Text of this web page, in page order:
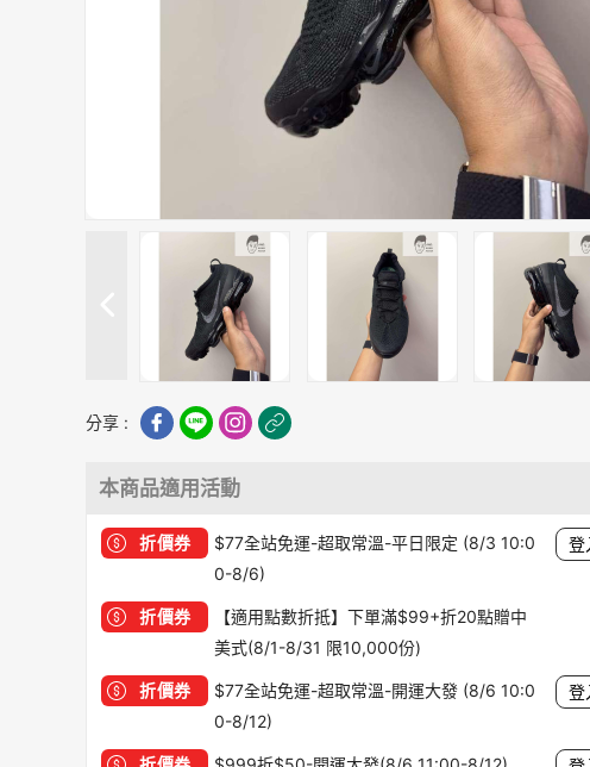
分享 :
本商品適用活動
折價券
$77全站免運-超取常溫-平日限定 (8/3 10:0
0-8/6)
登
折價券
【適用點數折抵】下單滿$99+折20點贈中
美式(8/1-8/31 限10,000份)
折價券
$77全站免運-超取常溫-開運大發 (8/6 10:0
0-8/12)
登